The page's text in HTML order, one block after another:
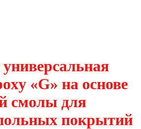
«G» на основе
смолы для
покрытий